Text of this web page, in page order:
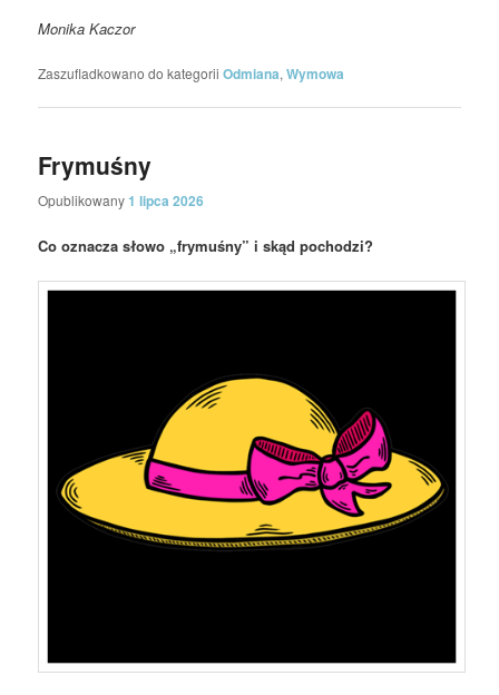
Monika Kaczor
Zaszufladkowano do kategorii Odmiana,Wymowa
Frymuśny
Opublikowany1 lipca 2026
Co oznacza słowo „frymuśny” i skąd pochodzi?